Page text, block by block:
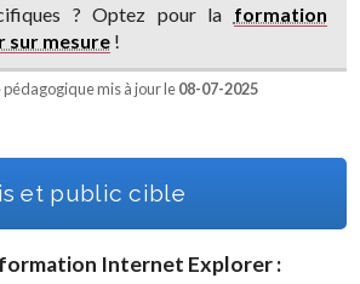
? Optez pour la formation
sur mesure !
mis à jour le08-07-2025
et public cible
Internet Explorer: